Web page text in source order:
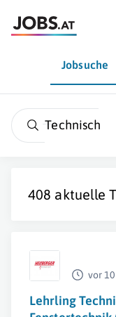
Jobsuche
Technisch
408 aktuelle
vor 10
Lehrling